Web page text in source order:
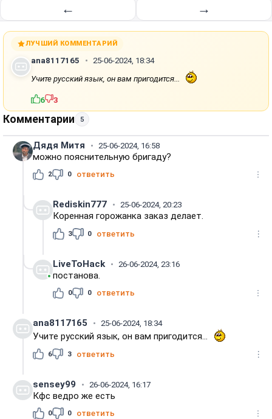
← →
ЛУЧШИЙ КОММЕНТАРИЙ
ana8117165
25-06-2024, 18:34
Учите русский язык, он вам пригодится...
6 3
Комментарии 5
Дядя Митя 25-06-2024, 16:58
можно пояснительную бригаду?
2 0 ответить
Rediskin777 25-06-2024, 20:23
Коренная горожанка заказ делает.
3 0 ответить
LiveToHack 26-06-2024, 23:16
постанова.
0 0 ответить
ana8117165 25-06-2024, 18:34
Учите русский язык, он вам пригодится...
6 3 ответить
sensey99 26-06-2024, 16:17
Кфс ведро же есть
0 0 ответить